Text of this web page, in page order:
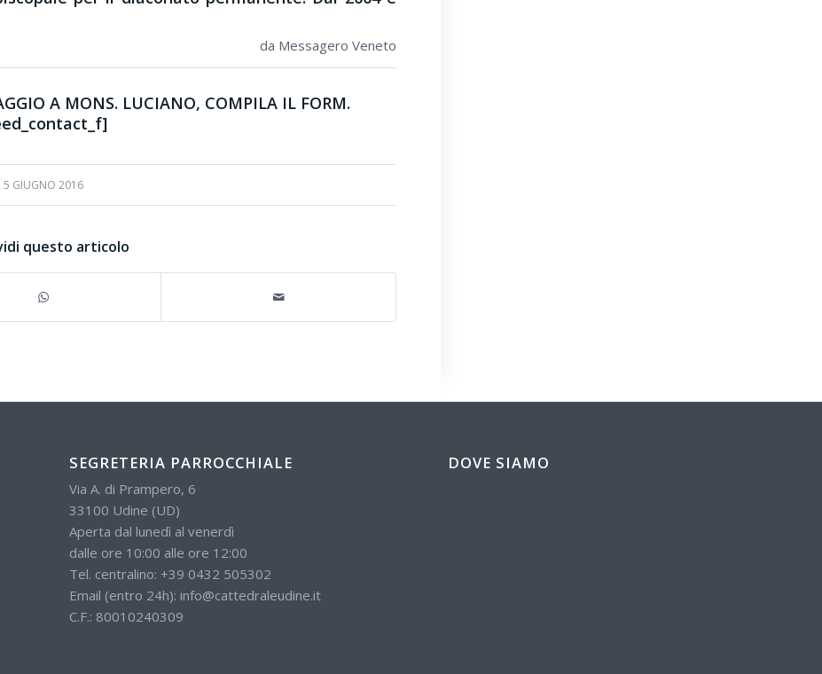
da Messagero Veneto
A MONS. LUCIANO, COMPILA IL FORM.
5 GIUGNO 2016
questo articolo
SEGRETERIA PARROCCHIALE
Via A. di Prampero, 6
33100 Udine (UD)
Aperta dal lunedì al venerdì
dalle ore 10:00 alle ore 12:00
Tel. centralino: +39 0432 505302
Email (entro 24h): info@cattedraleudine.it
C.F.: 80010240309
DOVE SIAMO